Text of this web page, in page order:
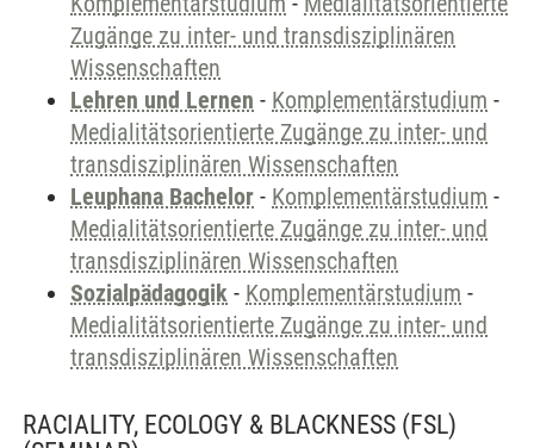
Zugänge zu inter- und transdisziplinären
Wissenschaften
Lehren und Lernen - Komplementärstudium -
Medialitätsorientierte Zugänge zu inter- und
transdisziplinären Wissenschaften
Leuphana Bachelor - Komplementärstudium -
Medialitätsorientierte Zugänge zu inter- und
transdisziplinären Wissenschaften
Sozialpädagogik - Komplementärstudium -
Medialitätsorientierte Zugänge zu inter- und
transdisziplinären Wissenschaften
RACIALITY, ECOLOGY & BLACKNESS (FSL)